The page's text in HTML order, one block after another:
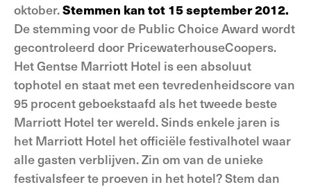
oktober.Stemmen kan tot 15 september 2012.
De stemming voor de Public Choice Award wordt
gecontroleerd door PricewaterhouseCoopers.
Het Gentse Marriott Hotel is een absoluut
tophotel en staat met een tevredenheidscore van
95 procent geboekstaafd als het tweede beste
Marriott Hotel ter wereld. Sinds enkele jaren is
het Marriott Hotel het officiële festivalhotel waar
alle gasten verblijven. Zin om van de unieke
festivalsfeer te proeven in het hotel? Stem dan